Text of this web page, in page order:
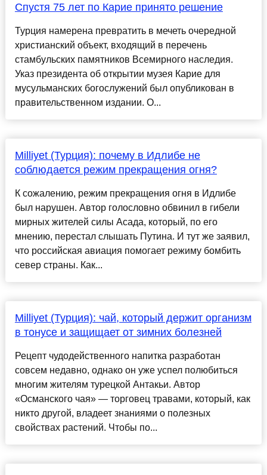
Спустя 75 лет по Карие принято решение
Турция намерена превратить в мечеть очередной
христианский объект, входящий в перечень
стамбульских памятников Всемирного наследия.
Указ президента об открытии музея Карие для
мусульманских богослужений был опубликован в
правительственном издании. О...
Milliyet (Турция): почему в Идлибе не
соблюдается режим прекращения огня?
К сожалению, режим прекращения огня в Идлибе
был нарушен. Автор голословно обвинил в гибели
мирных жителей силы Асада, который, по его
мнению, перестал слышать Путина. И тут же заявил,
что российская авиация помогает режиму бомбить
север страны. Как...
Milliyet (Турция): чай, который держит организм
в тонусе и защищает от зимних болезней
Рецепт чудодейственного напитка разработан
совсем недавно, однако он уже успел полюбиться
многим жителям турецкой Антакьи. Автор
«Османского чая» — торговец травами, который, как
никто другой, владеет знаниями о полезных
свойствах растений. Чтобы по...